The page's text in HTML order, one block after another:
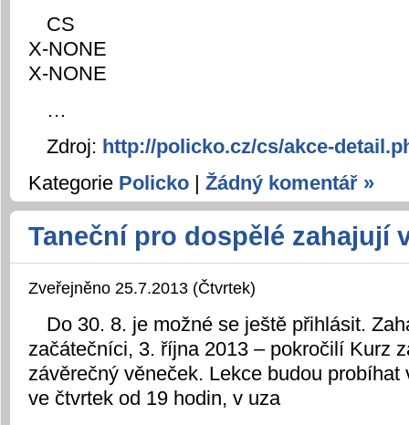
CS
X-NONE
X-NONE
…
Zdroj: http://policko.cz/cs/akce-
Kategorie Policko | Žádný komentář »
Taneční pro dospělé zahajují
Zveřejněno 25.7.2013 (Čtvrtek)
Do 30. 8. je možné se ještě přihlásit.
začátečníci, 3. října 2013 – pokročilí Kurz
závěrečný věneček. Lekce budou probíhat
ve čtvrtek od 19 hodin, v uza